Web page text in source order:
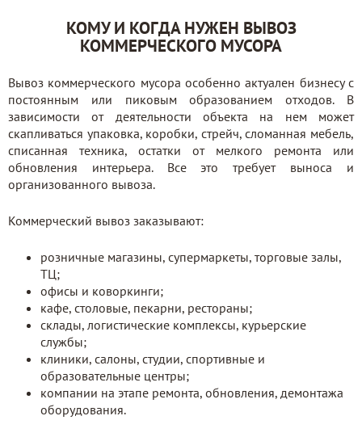
КОМУ И КОГДА НУЖЕН ВЫВОЗ
КОММЕРЧЕСКОГО МУСОРА
Вывоз коммерческого мусора особенно актуален бизнесу с
постоянным или пиковым образованием отходов. В
зависимости от деятельности объекта на нем может
скапливаться упаковка, коробки, стрейч, сломанная мебель,
списанная техника, остатки от мелкого ремонта или
обновления интерьера. Все это требует выноса и
организованного вывоза.
Коммерческий вывоз заказывают:
розничные магазины, супермаркеты, торговые залы,
ТЦ;
офисы и коворкинги;
кафе, столовые, пекарни, рестораны;
склады, логистические комплексы, курьерские
службы;
клиники, салоны, студии, спортивные и
образовательные центры;
компании на этапе ремонта, обновления, демонтажа
оборудования.